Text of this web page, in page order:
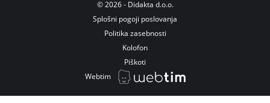
© 2026 - Didakta d.o.o.
Splošni pogoji poslovanja
Politika zasebnosti
Kolofon
Piškoti
Webtim